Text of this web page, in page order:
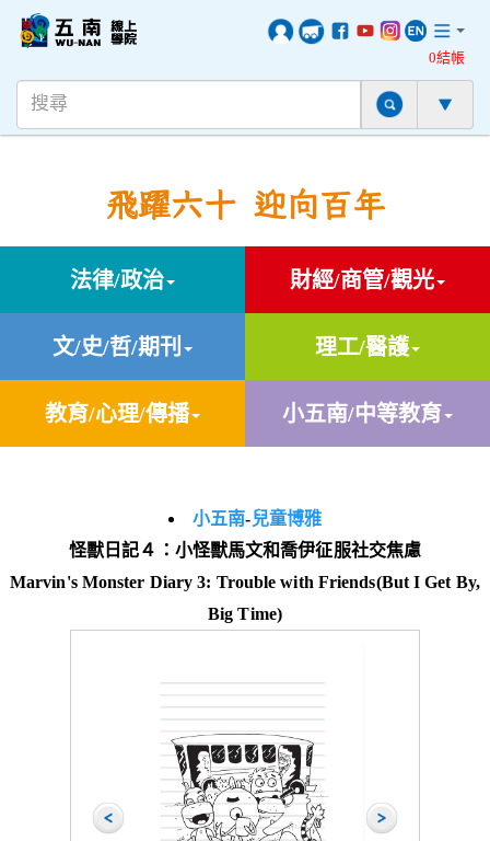
0結帳
飛躍六十 迎向百年
法律/政治 財經/商管/觀光
文/史/哲/期刊 理工/醫護
教育/心理/傳播 小五南/中等教育
小五南-兒童博雅
怪獸日記４：小怪獸馬文和喬伊征服社交焦慮
Marvin's Monster Diary 3: Trouble with Friends(But I Get By,
Big Time)